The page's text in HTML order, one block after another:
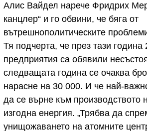
Алис Вайдел нарече Фридрих
канцлер“ и го обвини, че бяга от
вътрешнополитическите
Тя подчерта, че през тази година
предприятия са обявили
следващата година се очаква
нарасне на 30 000. И че най-
да се върне към производството
изгодна енергия. „Трябва да
унищожаването на атомните